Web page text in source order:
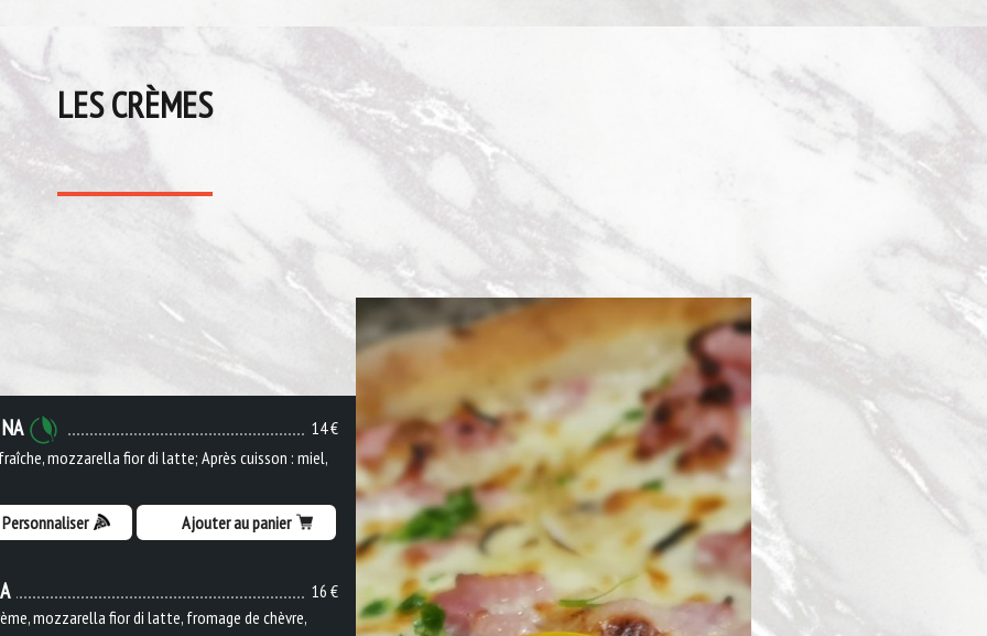
LES CRÈMES
14 €
mozzarella fior di latte; Après cuisson : miel,
Personnaliser Ajouter au panier
16 €
mozzarella fior di latte, fromage de chèvre,